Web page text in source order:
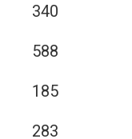
340
588
185
283